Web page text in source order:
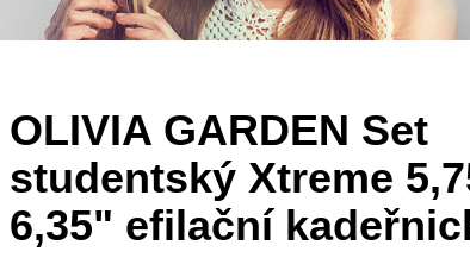
OLIVIA GARDEN Set
studentský Xtreme
6,35" efilační